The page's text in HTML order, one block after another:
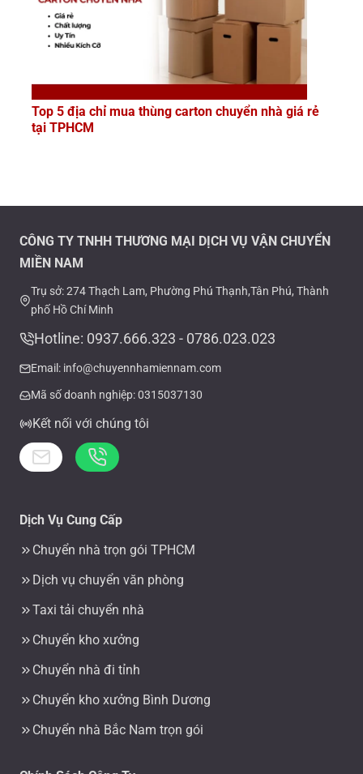
Top 5 địa chỉ mua thùng carton chuyển nhà giá rẻ
tại TPHCM
CÔNG TY TNHH THƯƠNG MẠI DỊCH VỤ VẬN CHUYỂN
MIỀN NAM
Trụ sở: 274 Thạch Lam, Phường Phú Thạnh,Tân Phú, Thành
phố Hồ Chí Minh
Hotline: 0937.666.323 - 0786.023.023
Email: info@chuyennhamiennam.com
Mã số doanh nghiệp: 0315037130
Kết nối với chúng tôi
Dịch Vụ Cung Cấp
Chuyển nhà trọn gói TPHCM
Dịch vụ chuyển văn phòng
Taxi tải chuyển nhà
Chuyển kho xưởng
Chuyển nhà đi tỉnh
Chuyển kho xưởng Bình Dương
Chuyển nhà Bắc Nam trọn gói